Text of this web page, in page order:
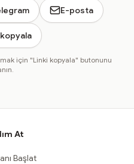
E-posta
için "Linki kopyala" butonunu
At
Başlat